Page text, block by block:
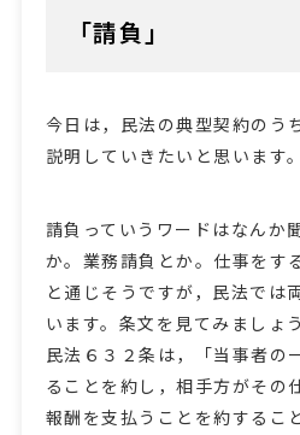
「請負」
今日は，民法の典型契約のう
説明していきたいと思います。
請負っていうワードはなんか
か。業務請負とか。仕事をす
と通じそうですが，民法では
います。条文を見てみましょう
民法６３２条は，「当事者の
ることを約し，相手方がその
報酬を支払うことを約するこ